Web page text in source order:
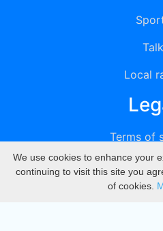
Talk
Local
Terms of
We use cookies to enhance your
continuing to visit this site you
of cookies.